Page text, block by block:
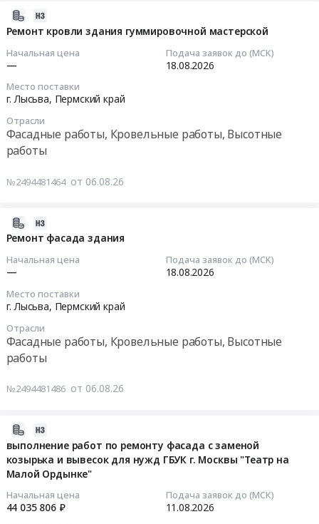
Ремонт кровли здания гуммировочной мастерской
Начальная цена
—
Подача заявок до (МСК)
18.08.2026
Место поставки
г. Лысьва, Пермский край
Отрасли
Фасадные работы, Кровельные работы, Высотные
работы
№2494481464 от 06.08.26
Ремонт фасада здания
Начальная цена
—
Подача заявок до (МСК)
18.08.2026
Место поставки
г. Лысьва, Пермский край
Отрасли
Фасадные работы, Кровельные работы, Высотные
работы
№2494481486 от 06.08.26
выполнение работ по ремонту фасада с заменой
козырька и вывесок для нужд ГБУК г. Москвы "Театр на
Малой Ордынке"
Начальная цена
44 035 806 ₽
Подача заявок до (МСК)
11.08.2026